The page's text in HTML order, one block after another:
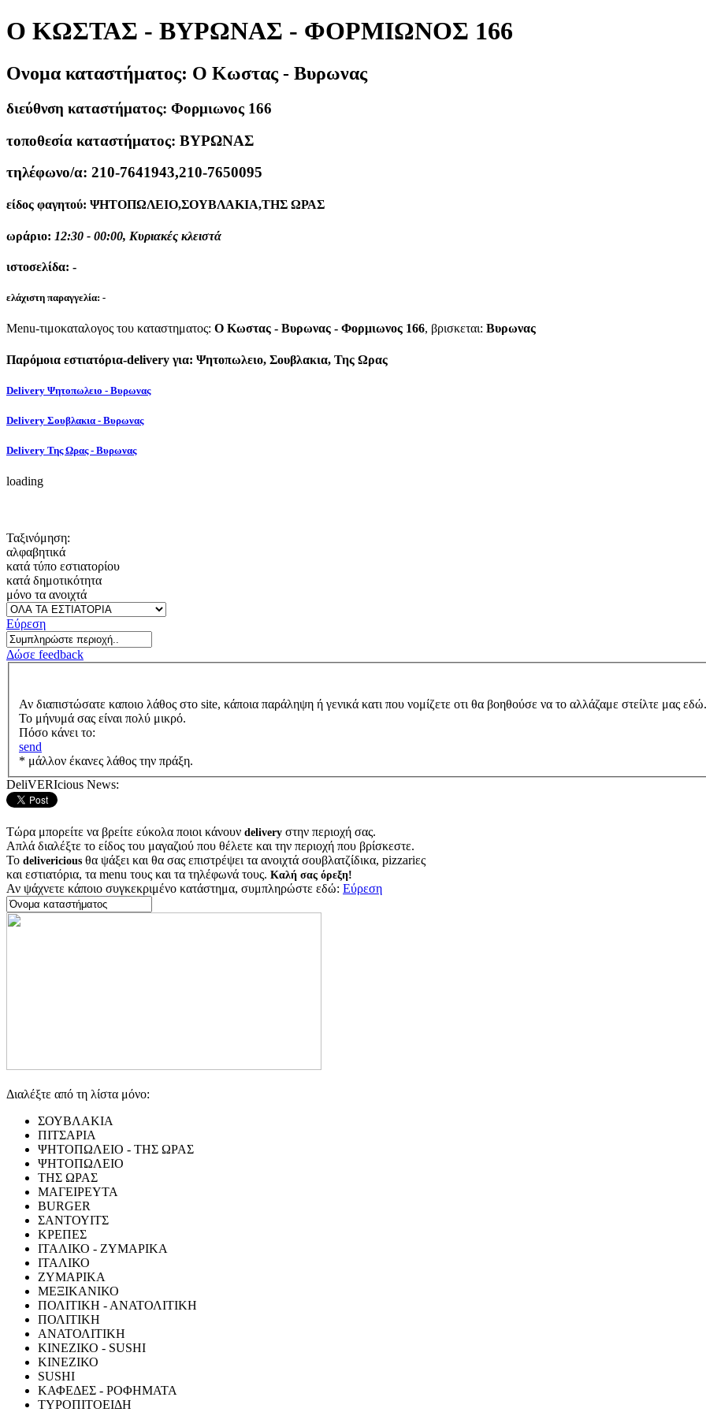
Ο ΚΩΣΤΑΣ - ΒΥΡΩΝΑΣ - ΦΟΡΜΙΩΝΟΣ 166
Ονομα καταστήματος: Ο Κωστας - Βυρωνας
διεύθνση καταστήματος: Φορμιωνος 166
τοποθεσία καταστήματος: ΒΥΡΩΝΑΣ
τηλέφωνο/α: 210-7641943,210-7650095
είδος φαγητού: ΨΗΤΟΠΩΛΕΙΟ,ΣΟΥΒΛΑΚΙΑ,ΤΗΣ ΩΡΑΣ
ωράριο: 12:30 - 00:00, Κυριακές κλειστά
ιστοσελίδα: -
ελάχιστη παραγγελία: -
Menu-τιμοκαταλογος του καταστηματος: Ο Κωστας - Βυρωνας - Φορμιωνος 166, βρισκεται: Βυρωνας
Παρόμοια εστιατόρια-delivery για: Ψητοπωλειο, Σουβλακια, Της Ωρας
Delivery Ψητοπωλειο - Βυρωνας
Delivery Σουβλακια - Βυρωνας
Delivery Της Ωρας - Βυρωνας
loading
Ταξινόμηση:
αλφαβητικά
κατά τύπο εστιατορίου
κατά δημοτικότητα
μόνο τα ανοιχτά
Εύρεση
Δώσε feedback
Αν διαπιστώσατε καποιο λάθος στο site, κάποια παράληψη ή γενικά κατι που νομίζετε οτι θα βοηθούσε να το αλλάζαμε στείλτε μας
Το μήνυμά σας είναι πολύ μικρό.
Πόσο κάνει το:
send
* μάλλον έκανες λάθος την πράξη.
DeliVERIcious News:
Τώρα μπορείτε να βρείτε εύκολα ποιοι κάνουν delivery στην περιοχή σας.
Απλά διαλέξτε το είδος του μαγαζιού που θέλετε και την περιοχή που βρίσκεστε.
Το delivericious θα ψάξει και θα σας επιστρέψει τα ανοιχτά σουβλατζίδικα, pizzariες
και εστιατόρια, τα menu τους και τα τηλέφωνά τους. Καλή σας όρεξη!
Αν ψάχνετε κάποιο συγκεκριμένο κατάστημα, συμπληρώστε εδώ: Εύρεση
Διαλέξτε από τη λίστα μόνο:
ΣΟΥΒΛΑΚΙΑ
ΠΙΤΣΑΡΙΑ
ΨΗΤΟΠΩΛΕΙΟ - ΤΗΣ ΩΡΑΣ
ΨΗΤΟΠΩΛΕΙΟ
ΤΗΣ ΩΡΑΣ
ΜΑΓΕΙΡΕΥΤΑ
BURGER
ΣΑΝΤΟΥΙΤΣ
ΚΡΕΠΕΣ
ΙΤΑΛΙΚΟ - ΖΥΜΑΡΙΚΑ
ΙΤΑΛΙΚΟ
ΖΥΜΑΡΙΚΑ
ΜΕΞΙΚΑΝΙΚΟ
ΠΟΛΙΤΙΚΗ - ΑΝΑΤΟΛΙΤΙΚΗ
ΠΟΛΙΤΙΚΗ
ΑΝΑΤΟΛΙΤΙΚΗ
ΚΙΝΕΖΙΚΟ - SUSHI
ΚΙΝΕΖΙΚΟ
SUSHI
ΚΑΦΕΔΕΣ - ΡΟΦΗΜΑΤΑ
ΤΥΡΟΠΙΤΟΕΙΔΗ